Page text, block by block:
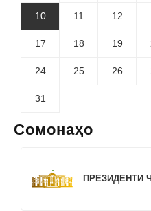
10 11 12
17 18 19
24 25 26
31
Сомонаҳо
ПРЕЗИДЕНТИ